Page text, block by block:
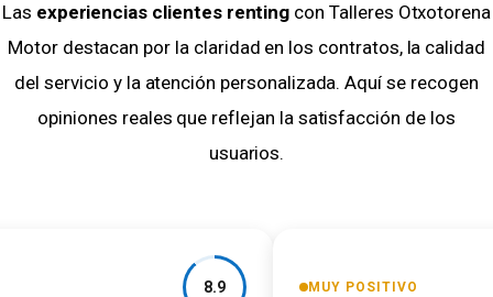
Las experiencias clientes renting con Talleres Otxotorena
Motor destacan por la claridad en los contratos, la calidad
del servicio y la atención personalizada. Aquí se recogen
opiniones reales que reflejan la satisfacción de los
usuarios.
8.9 MUY POSITIVO